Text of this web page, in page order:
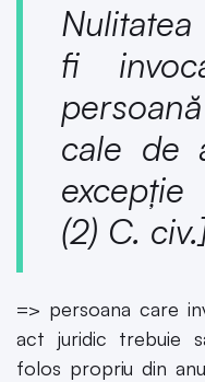
fi
cale de
excepție
(2) C. civ.
=> persoana care
act juridic trebuie
folos propriu din